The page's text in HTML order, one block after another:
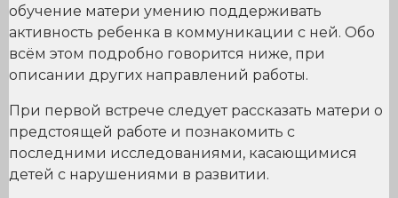
обучение матери умению поддерживать
активность ребенка в коммуникации с ней. Обо
всём этом подробно говорится ниже, при
описании других направлений работы.
При первой встрече следует рассказать матери о
предстоящей работе и познакомить с
последними исследованиями, касающимися
детей с нарушениями в развитии.